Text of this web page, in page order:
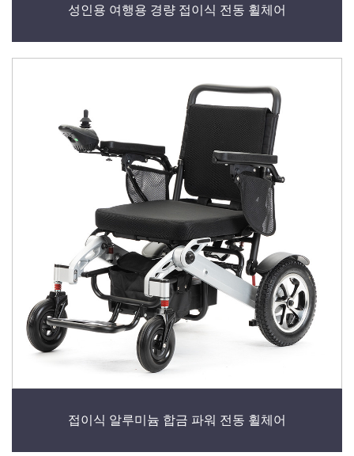
성인용 여행용 경량 접이식 전동 휠체어
접이식 알루미늄 합금 파워 전동 휠체어